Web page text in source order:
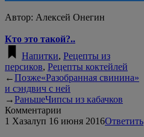
Автор: Алексей Онегин
Кто это такой?..
Напитки, Рецепты из
персиков, Рецепты коктейлей
←Позже«Разобранная свинина»
и сэндвич с ней
→РаньшеЧипсы из кабачков
Комментарии
1 Хазалуп 16 июня 2016Ответить